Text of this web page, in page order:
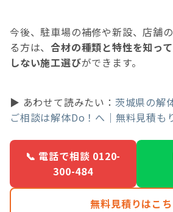
今後、駐車場の補修や新設、店舗
る方は、合材の種類と特性を知っ
しない施工選びができます。
▶ あわせて読みたい： 茨城県の解
ご相談は解体Do！へ｜無料見積も
📞 電話で相談 0120-
300-484
無料見積りはこ